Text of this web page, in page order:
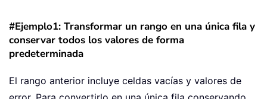
#Ejemplo1: Transformar un rango en una única fila y
conservar todos los valores de forma
predeterminada
El rango anterior incluye celdas vacías y valores de